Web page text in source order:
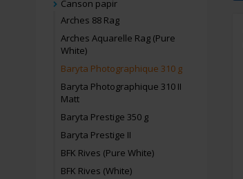
Canson papir
Arches 88 Rag
Arches Aquarelle Rag (Pure
White)
Baryta Photographique 310 g
Baryta Photographique 310 II
Matt
Baryta Prestige 350 g
Baryta Prestige II
BFK Rives (Pure White)
BFK Rives (White)